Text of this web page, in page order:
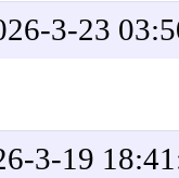
3-23
3-19